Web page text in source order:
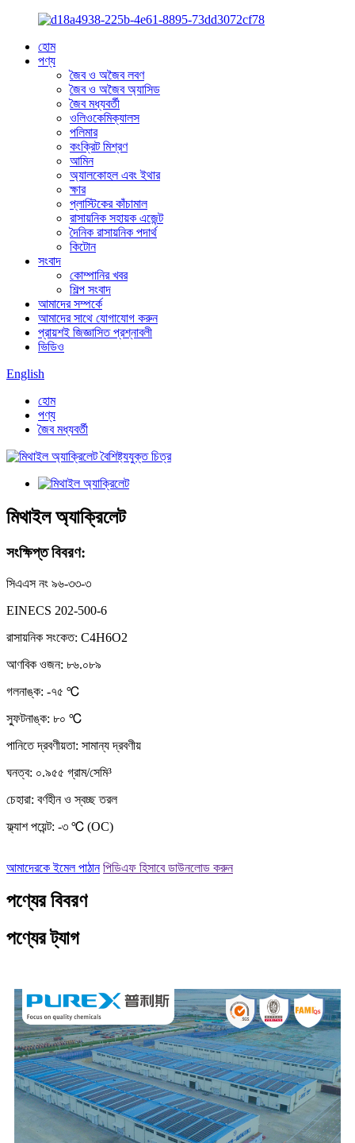
হোম
পণ্য
জৈব ও অজৈব লবণ
জৈব ও অজৈব অ্যাসিড
জৈব মধ্যবর্তী
ওলিওকেমিক্যালস
পলিমার
কংক্রিট মিশ্রণ
আমিন
অ্যালকোহল এবং ইথার
ক্ষার
প্লাস্টিকের কাঁচামাল
রাসায়নিক সহায়ক এজেন্ট
দৈনিক রাসায়নিক পদার্থ
কিটোন
সংবাদ
কোম্পানির খবর
শিল্প সংবাদ
আমাদের সম্পর্কে
আমাদের সাথে যোগাযোগ করুন
প্রায়শই জিজ্ঞাসিত প্রশ্নাবলী
ভিডিও
English
হোম
পণ্য
জৈব মধ্যবর্তী
মিথাইল অ্যাক্রিলেট
সংক্ষিপ্ত বিবরণ:
সিএএস নং ৯৬-৩৩-৩
EINECS 202-500-6
রাসায়নিক সংকেত: C4H6O2
আণবিক ওজন: ৮৬.০৮৯
গলনাঙ্ক: -৭৫ ℃
স্ফুটনাঙ্ক: ৮০ ℃
পানিতে দ্রবণীয়তা: সামান্য দ্রবণীয়
ঘনত্ব: ০.৯৫৫ গ্রাম/সেমি³
চেহারা: বর্ণহীন ও স্বচ্ছ তরল
ফ্ল্যাশ পয়েন্ট: -৩ ℃ (OC)
আমাদেরকে ইমেল পাঠান পিডিএফ হিসাবে ডাউনলোড করুন
পণ্যের বিবরণ
পণ্যের ট্যাগ